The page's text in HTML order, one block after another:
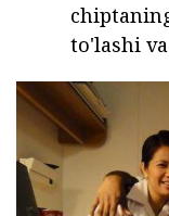
to'lashi